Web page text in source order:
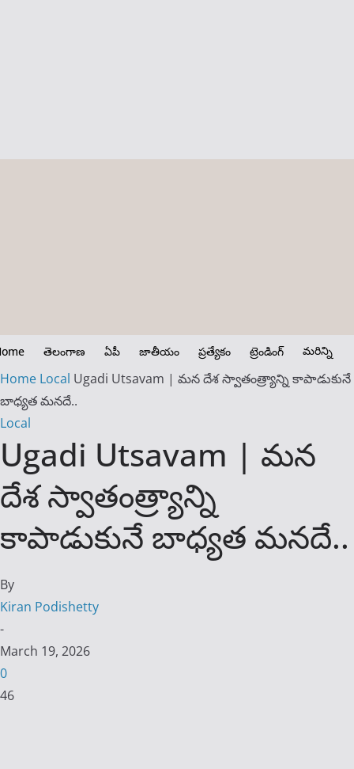
తెలంగాణ ఏపీ జాతీయం ప్రత్యేకం ట్రెండింగ్ మరిన్ని
Home Local Ugadi Utsavam | మన దేశ స్వాతంత్ర్యాన్ని కాపాడుకునే
బాధ్యత మనదే..
Local
Ugadi Utsavam | మన
దేశ స్వాతంత్ర్యాన్ని
కాపాడుకునే బాధ్యత మనదే..
By
Kiran Podishetty
-
March 19, 2026
0
46